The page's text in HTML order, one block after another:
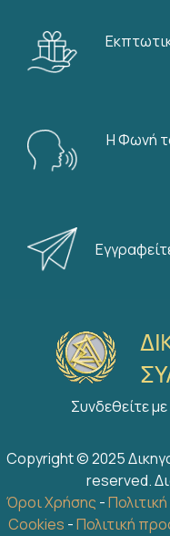
Η Φωνή
Συνδεθείτε
Copyright © 2025
reserved.
Όροι Χρήσης -
Cookies -Πολιτική